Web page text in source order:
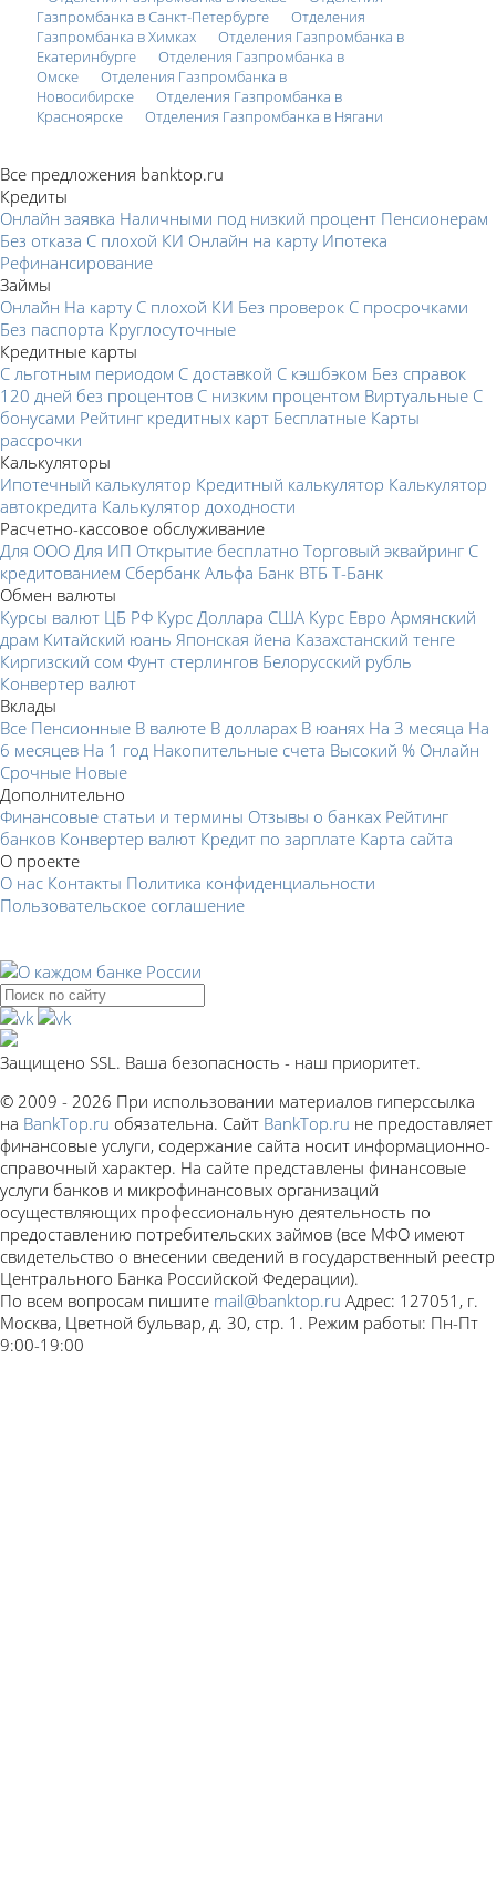
Газпромбанка в Санкт-Петербурге
Отделения
Газпромбанка в Химках
Отделения Газпромбанка в
Екатеринбурге
Отделения Газпромбанка в
Омске
Отделения Газпромбанка в
Новосибирске
Отделения Газпромбанка в
Красноярске
Отделения Газпромбанка в Нягани
Все предложения banktop.ru
Кредиты
Онлайн заявка Наличными под низкий процент Пенсионерам
Без отказа С плохой КИ Онлайн на карту Ипотека
Рефинансирование
Займы
Онлайн На карту С плохой КИ Без проверок С просрочками
Без паспорта Круглосуточные
Кредитные карты
С льготным периодом С доставкой С кэшбэком Без справок
120 дней без процентов С низким процентом Виртуальные С
бонусами Рейтинг кредитных карт Бесплатные Карты
рассрочки
Калькуляторы
Ипотечный калькулятор Кредитный калькулятор Калькулятор
автокредита Калькулятор доходности
Расчетно-кассовое обслуживание
Для ООО Для ИП Открытие бесплатно Торговый эквайринг С
кредитованием Сбербанк Альфа Банк ВТБ Т-Банк
Обмен валюты
Курсы валют ЦБ РФ Курс Доллара США Курс Евро Армянский
драм Китайский юань Японская йена Казахстанский тенге
Киргизский сом Фунт стерлингов Белорусский рубль
Конвертер валют
Вклады
Все Пенсионные В валюте В долларах В юанях На 3 месяца На
6 месяцев На 1 год Накопительные счета Высокий % Онлайн
Срочные Новые
Дополнительно
Финансовые статьи и термины Отзывы о банках Рейтинг
банков Конвертер валют Кредит по зарплате Карта сайта
О проекте
О нас Контакты Политика конфиденциальности
Пользовательское соглашение
Защищено SSL. Ваша безопасность - наш приоритет.
© 2009 - 2026 При использовании материалов гиперссылка
на BankTop.ru обязательна. Сайт BankTop.ru не предоставляет
финансовые услуги, содержание сайта носит информационно-
справочный характер. На сайте представлены финансовые
услуги банков и микрофинансовых организаций
осуществляющих профессиональную деятельность по
предоставлению потребительских займов (все МФО имеют
свидетельство о внесении сведений в государственный реестр
Центрального Банка Российской Федерации).
По всем вопросам пишите mail@banktop.ru Адрес: 127051, г.
Москва, Цветной бульвар, д. 30, стр. 1. Режим работы: Пн-Пт
9:00-19:00